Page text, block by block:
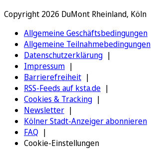
Copyright 2026 DuMont Rheinland, Köln
Allgemeine Geschäftsbedingungen
Allgemeine Teilnahmebedingungen
Datenschutzerklärung
Impressum
Barrierefreiheit
RSS-Feeds auf ksta.de
Cookies & Tracking
Newsletter
Kölner Stadt-Anzeiger abonnieren
FAQ
Cookie-Einstellungen